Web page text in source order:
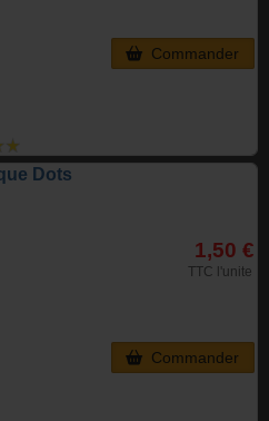
Commander
Dots
1,50 €
TTC l'unite
Commander